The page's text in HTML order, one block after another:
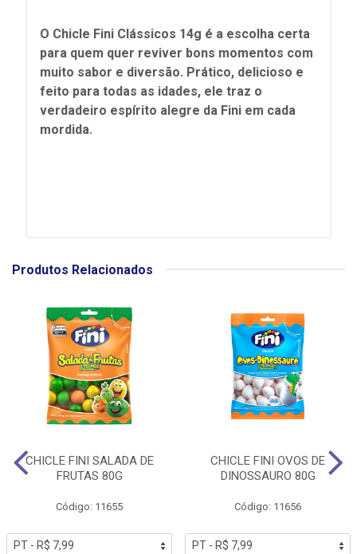
O Chicle Fini Clássicos 14g é a escolha certa
para quem quer reviver bons momentos com
muito sabor e diversão. Prático, delicioso e
feito para todas as idades, ele traz o
verdadeiro espírito alegre da Fini em cada
mordida.
Produtos Relacionados
CHICLE FINI SALADA DE
FRUTAS 80G
Código: 11655
CHICLE FINI OVOS DE
DINOSSAURO 80G
Código: 11656